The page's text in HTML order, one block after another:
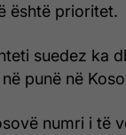
është prioritet.
suedez ka
punë në
numri i të